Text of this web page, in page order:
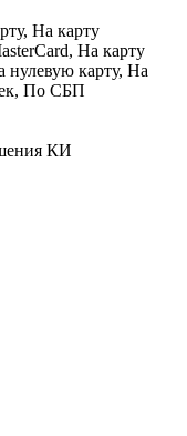
На карту
На карту
карту, На
По СБП
КИ